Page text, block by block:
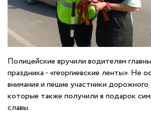
Полицейские вручили водителям
праздника - «георгиевские ленты». Не
внимания и пешие участники
которые также получили в подарок
славы.